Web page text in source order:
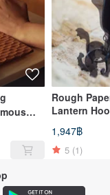
Rough
Lantern
Mirco Flash
1,947฿
5 (1)